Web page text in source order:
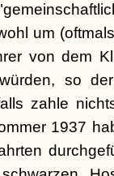
um
von dem
so
zahle
1937